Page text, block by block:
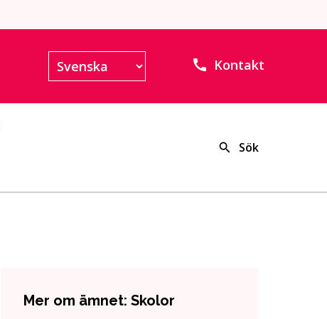
Kontakt
Sök
Mer om ämnet: Skolor